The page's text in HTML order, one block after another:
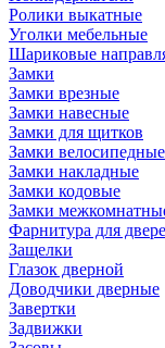
Ролики выкатные
Уголки мебельные
Шариковые
Замки
Замки врезные
Замки навесные
Замки для щитков
Замки велосипедные
Замки накладные
Замки кодовые
Замки
Фарнитура для
Защелки
Глазок дверной
Доводчики дверные
Завертки
Задвижки